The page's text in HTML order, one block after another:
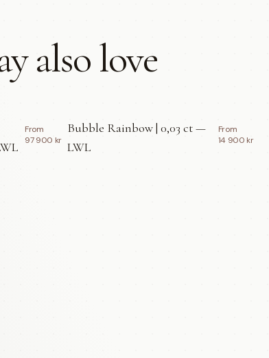
also love
From
97 900 kr
Bubble Rainbow | 0,03 ct —
LWL
From
14 900 kr